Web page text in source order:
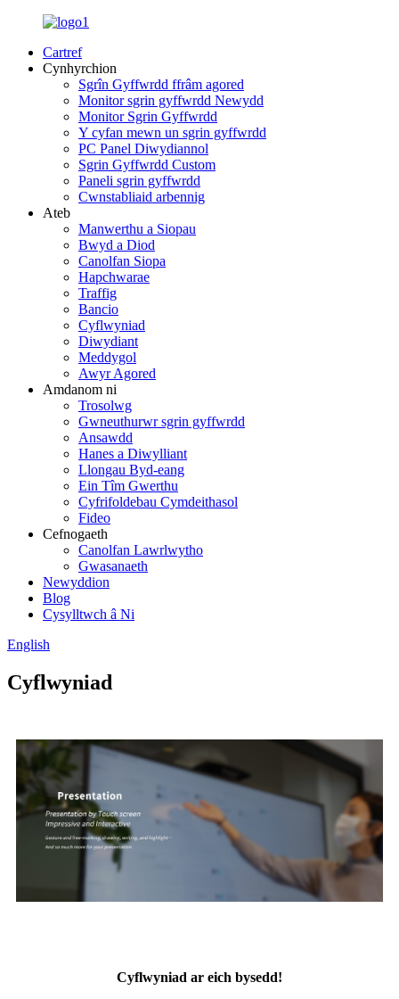
Cartref
Cynhyrchion
Sgrîn Gyffwrdd ffrâm agored
Monitor sgrin gyffwrdd Newydd
Monitor Sgrin Gyffwrdd
Y cyfan mewn un sgrin gyffwrdd
PC Panel Diwydiannol
Sgrin Gyffwrdd Custom
Paneli sgrin gyffwrdd
Cwnstabliaid arbennig
Ateb
Manwerthu a Siopau
Bwyd a Diod
Canolfan Siopa
Hapchwarae
Traffig
Bancio
Cyflwyniad
Diwydiant
Meddygol
Awyr Agored
Amdanom ni
Trosolwg
Gwneuthurwr sgrin gyffwrdd
Ansawdd
Hanes a Diwylliant
Llongau Byd-eang
Ein Tîm Gwerthu
Cyfrifoldebau Cymdeithasol
Fideo
Cefnogaeth
Canolfan Lawrlwytho
Gwasanaeth
Newyddion
Blog
Cysylltwch â Ni
English
Cyflwyniad
Cyflwyniad ar eich bysedd!